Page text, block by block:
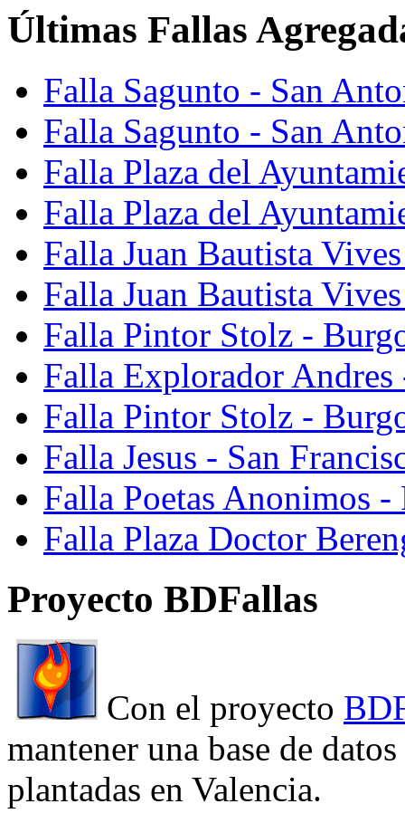
Últimas Fallas
Falla Sagunto - San
Falla Sagunto - San
Falla Plaza del
Falla Plaza del
Falla Juan Bautista
Falla Juan Bautista
Falla Pintor Stolz -
Falla Explorador Andres
Falla Pintor Stolz -
Falla Jesus - San
Falla Poetas Anonimos
Falla Plaza Doctor
Proyecto BDFallas
Con el proyecto
mantener una base de
plantadas en Valencia.